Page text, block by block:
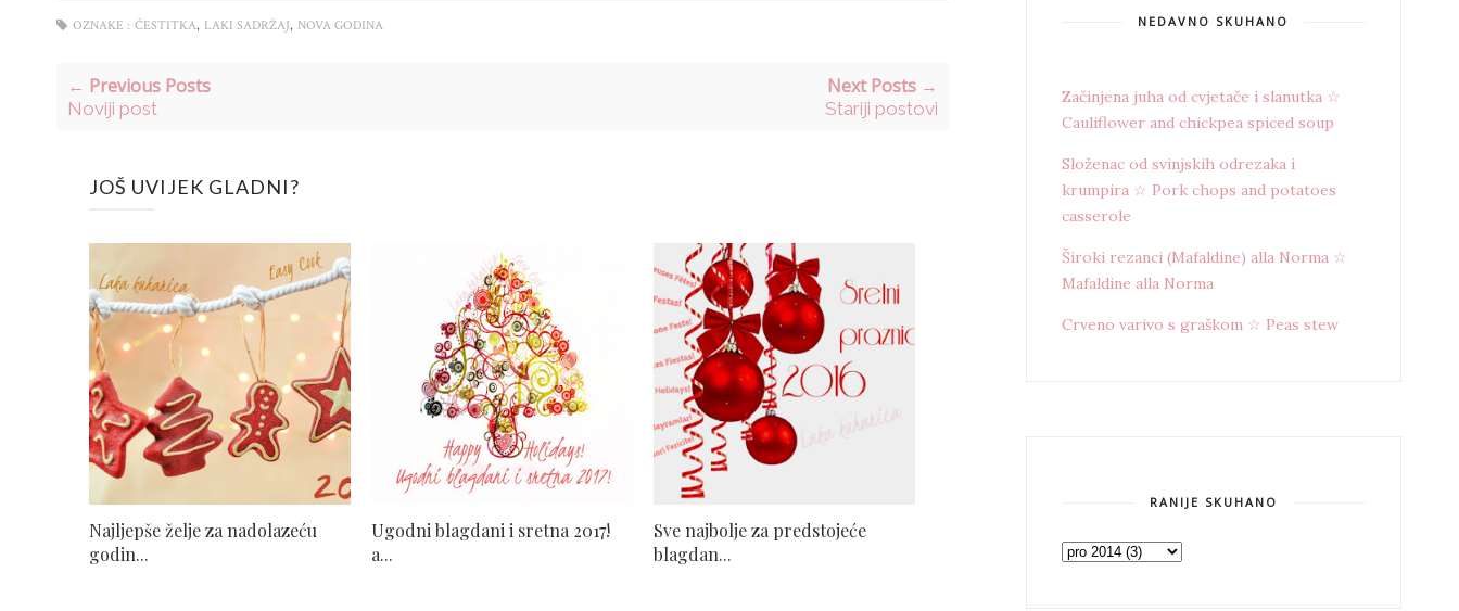
OZNAKE : ČESTITKA, LAKI SADRŽAJ, NOVA GODINA
← Previous Posts
Noviji post
Next Posts →
Stariji postovi
JOŠ UVIJEK GLADNI?
Najljepše želje za nadolazeću
godin...
Ugodni blagdani i sretna 2017!
a...
Sve najbolje za predstojeće
blagdan...
NEDAVNO SKUHANO
Začinjena juha od cvjetače i slanutka ☆
Cauliflower and chickpea spiced soup
Složenac od svinjskih odrezaka i
krumpira ☆ Pork chops and potatoes
casserole
Široki rezanci (Mafaldine) alla Norma ☆
Mafaldine alla Norma
Crveno varivo s graškom ☆ Peas stew
RANIJE SKUHANO